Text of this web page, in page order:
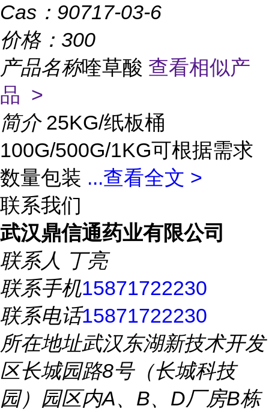
Cas： 90717-03-6
价格： 300
产品名称喹草酸 查看相似产
品 >
简介 25KG/纸板桶
100G/500G/1KG可根据需求
数量包装 ...查看全文 >
联系我们
武汉鼎信通药业有限公司
联系人 丁亮
联系手机15871722230
联系电话15871722230
所在地址武汉东湖新技术开发
区长城园路8号（长城科技
园）园区内A、B、D厂房B栋